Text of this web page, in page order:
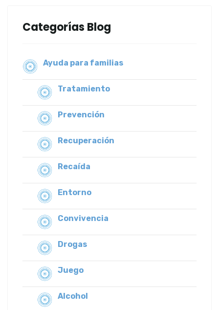
Categorías Blog
Ayuda para familias
Tratamiento
Prevención
Recuperación
Recaída
Entorno
Convivencia
Drogas
Juego
Alcohol